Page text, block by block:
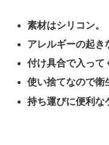
素材はシリコン。
アレルギーの起き
付け具合で入って
使い捨てなので衛
持ち運びに便利な